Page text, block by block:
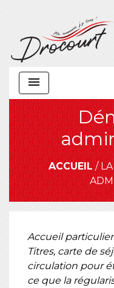
menu
ACCUEIL/
Accueil
Titres, carte de
circulation pour
ce que la